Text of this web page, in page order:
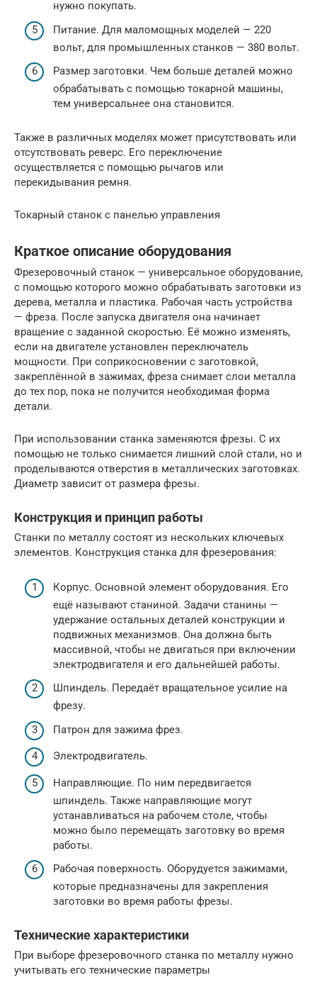
нужно покупать.
Питание. Для маломощных моделей — 220
вольт, для промышленных станков — 380 вольт.
Размер заготовки. Чем больше деталей можно
обрабатывать с помощью токарной машины,
тем универсальнее она становится.
Также в различных моделях может присутствовать или
отсутствовать реверс. Его переключение
осуществляется с помощью рычагов или
перекидывания ремня.
Токарный станок с панелью управления
Краткое описание оборудования
Фрезеровочный станок — универсальное оборудование,
с помощью которого можно обрабатывать заготовки из
дерева, металла и пластика. Рабочая часть устройства
— фреза. После запуска двигателя она начинает
вращение с заданной скоростью. Её можно изменять,
если на двигателе установлен переключатель
мощности. При соприкосновении с заготовкой,
закреплённой в зажимах, фреза снимает слои металла
до тех пор, пока не получится необходимая форма
детали.
При использовании станка заменяются фрезы. С их
помощью не только снимается лишний слой стали, но и
проделываются отверстия в металлических заготовках.
Диаметр зависит от размера фрезы.
Конструкция и принцип работы
Станки по металлу состоят из нескольких ключевых
элементов. Конструкция станка для фрезерования:
Корпус. Основной элемент оборудования. Его
ещё называют станиной. Задачи станины —
удержание остальных деталей конструкции и
подвижных механизмов. Она должна быть
массивной, чтобы не двигаться при включении
электродвигателя и его дальнейшей работы.
Шпиндель. Передаёт вращательное усилие на
фрезу.
Патрон для зажима фрез.
Электродвигатель.
Направляющие. По ним передвигается
шпиндель. Также направляющие могут
устанавливаться на рабочем столе, чтобы
можно было перемещать заготовку во время
работы.
Рабочая поверхность. Оборудуется зажимами,
которые предназначены для закрепления
заготовки во время работы фрезы.
Технические характеристики
При выборе фрезеровочного станка по металлу нужно
учитывать его технические параметры